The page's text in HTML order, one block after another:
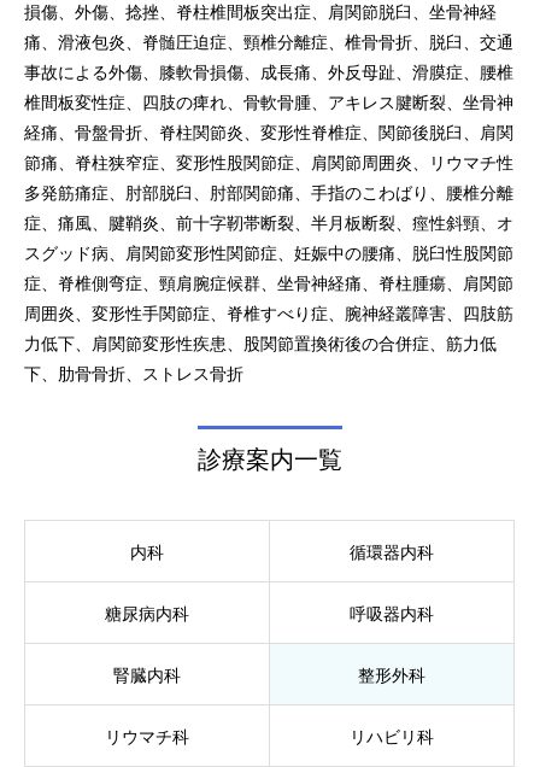
損傷、外傷、捻挫、脊柱椎間板突出症、肩関節脱臼、坐骨神経
痛、滑液包炎、脊髄圧迫症、頸椎分離症、椎骨骨折、脱臼、交通
事故による外傷、膝軟骨損傷、成長痛、外反母趾、滑膜症、腰椎
椎間板変性症、四肢の痺れ、骨軟骨腫、アキレス腱断裂、坐骨神
経痛、骨盤骨折、脊柱関節炎、変形性脊椎症、関節後脱臼、肩関
節痛、脊柱狭窄症、変形性股関節症、肩関節周囲炎、リウマチ性
多発筋痛症、肘部脱臼、肘部関節痛、手指のこわばり、腰椎分離
症、痛風、腱鞘炎、前十字靭帯断裂、半月板断裂、痙性斜頸、オ
スグッド病、肩関節変形性関節症、妊娠中の腰痛、脱臼性股関節
症、脊椎側弯症、頸肩腕症候群、坐骨神経痛、脊柱腫瘍、肩関節
周囲炎、変形性手関節症、脊椎すべり症、腕神経叢障害、四肢筋
力低下、肩関節変形性疾患、股関節置換術後の合併症、筋力低
下、肋骨骨折、ストレス骨折
診療案内一覧
内科 循環器内科
糖尿病内科 呼吸器内科
腎臓内科 整形外科
リウマチ科 リハビリ科